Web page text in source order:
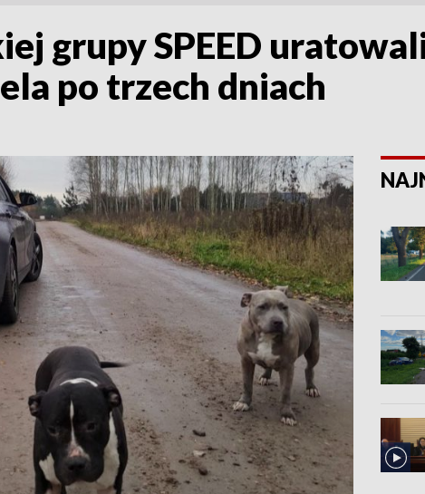
grupy SPEED
po trzech dniach